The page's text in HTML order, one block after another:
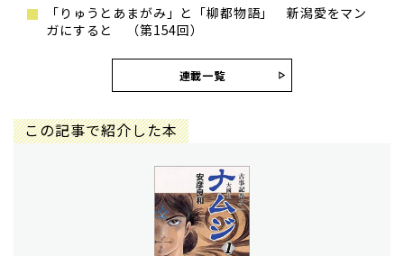
「りゅうとあまがみ」と「柳都物語」 新潟愛をマン
ガにすると （第154回）
連載一覧
この記事で紹介した本